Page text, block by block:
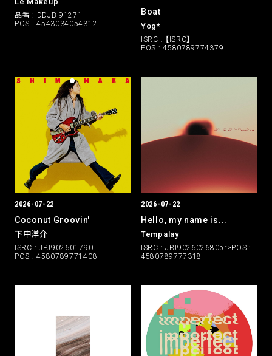
品番 : DDJB-91271
POS : 4543034054312
Boat
Yog*
ISRC : 【ISRC】
POS : 4580789774379
2026-07-22
Coconut Groovin'
下中洋介
ISRC : JPJ902601790
POS : 4580789771408
2026-07-22
Hello, my name is...
Tempalay
ISRC : JPJ902602680br>POS :
4580789777318